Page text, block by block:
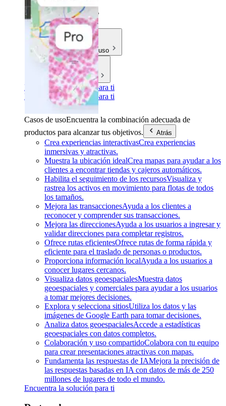
Soluciones
Casos de uso
Industrias
Encuentra la solución para ti
Encuentra la solución para ti
Casos de usoEncuentra la combinación adecuada de
productos para alcanzar tus objetivos.
Atrás
Crea experiencias interactivasCrea experiencias
inmersivas y atractivas.
Muestra la ubicación idealCrea mapas para ayudar a los
clientes a encontrar tiendas y cajeros automáticos.
Habilita el seguimiento de los recursosVisualiza y
rastrea los activos en movimiento para flotas de todos
los tamaños.
Mejora las transaccionesAyuda a los clientes a
reconocer y comprender sus transacciones.
Mejora las direccionesAyuda a los usuarios a ingresar y
validar direcciones para completar registros.
Ofrece rutas eficientesOfrece rutas de forma rápida y
eficiente para el traslado de personas o productos.
Proporciona información localAyuda a los usuarios a
conocer lugares cercanos.
Visualiza datos geoespacialesMuestra datos
geoespaciales y comerciales para ayudar a los usuarios
a tomar mejores decisiones.
Explora y selecciona sitiosUtiliza los datos y las
imágenes de Google Earth para tomar decisiones.
Analiza datos geoespacialesAccede a estadísticas
geoespaciales con datos completos.
Colaboración y uso compartidoColabora con tu equipo
para crear presentaciones atractivas con mapas.
Fundamenta las respuestas de IAMejora la precisión de
las respuestas basadas en IA con datos de más de 250
millones de lugares de todo el mundo.
Encuentra la solución para ti